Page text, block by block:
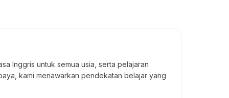
Inggris untuk semua usia, serta pelajaran
kami menawarkan pendekatan belajar yang